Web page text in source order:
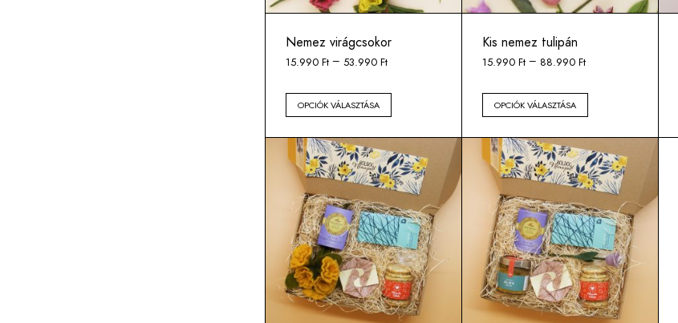
Nemez virágcsokor
15.990 Ft – 53.990 Ft
OPCIÓK VÁLASZTÁSA
Kis nemez tulipán
15.990 Ft– 88.990 Ft
OPCIÓK VÁLASZTÁSA